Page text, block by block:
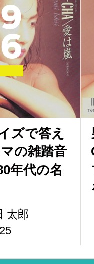
9
6
ズで答え
の雑踏音
年代の名
太郎